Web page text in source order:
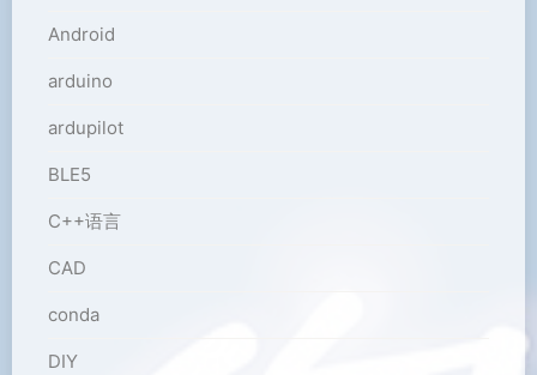
Android
arduino
ardupilot
BLE5
C++语言
CAD
conda
DIY